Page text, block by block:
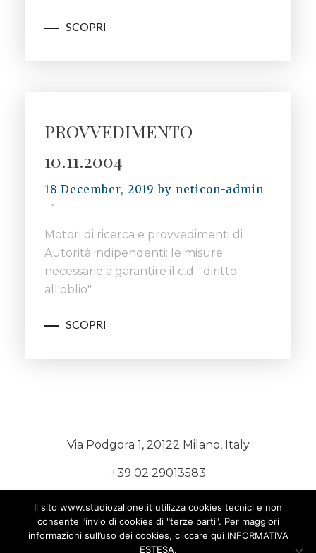
SCOPRI
PROVVEDIMENTO
10.11.2004
18 December, 2019 by neticon-admin
Motori di ricerca e provvedimenti di
Autorità indipendenti: le misure
necessarie a garantire il c.d. "diritto
all'oblio"
SCOPRI
Via Podgora 1, 20122 Milano, Italy
+39 02 29013583
+39 02 29010304
studio@studiozallone.it
Il sito www.studiozallone.it utilizza cookies tecnici e non
consente l’invio di cookies di "terze parti". Per maggiori
informazioni sull’uso dei cookies, cliccare qui INFORMATIVA
ESTESA.